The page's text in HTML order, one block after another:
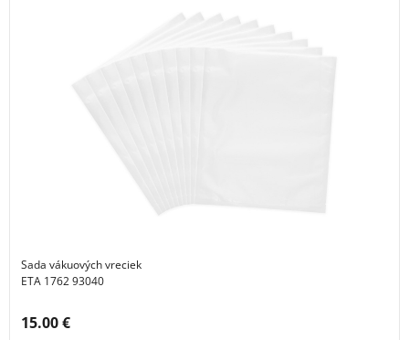
Sada vákuových vreciek
ETA 1762 93040
Cena s DPH:
15.00 €